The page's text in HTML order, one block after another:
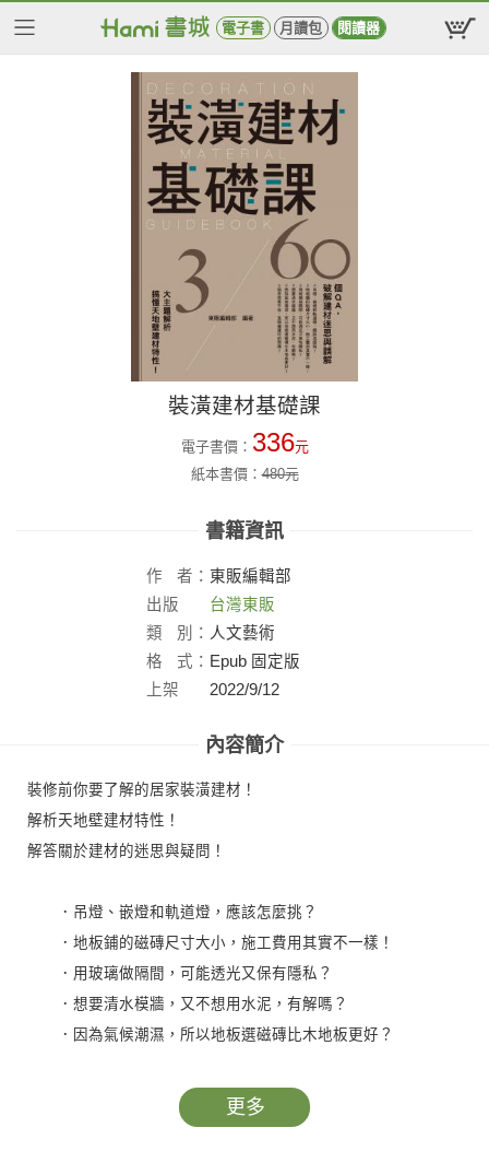
電子書 月讀包 閱讀器
裝潢建材基礎課
電子書價： 336元
紙本書價：480元
書籍資訊
作 者： 東販編輯部
出版
社：
台灣東販
類
別： 人文藝術
格
式： Epub 固定版
上架
2022/9/12
內容簡介
裝修前你要了解的居家裝潢建材！
解析天地壁建材特性！
解答關於建材的迷思與疑問！
．吊燈、嵌燈和軌道燈，應該怎麼挑？
．地板鋪的磁磚尺寸大小，施工費用其實不一樣！
．用玻璃做隔間，可能透光又保有隱私？
．想要清水模牆，又不想用水泥，有解嗎？
．因為氣候潮濕，所以地板選磁磚比木地板更好？
居家裝修時，不論是自己裝修，還是找設計師，怎麼挑對、
更多